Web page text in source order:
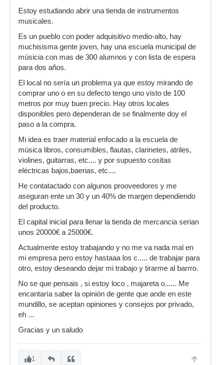
Estoy estudiando abrir una tienda de instrumentos
musicales.
Es un pueblo con poder adquisitivo medio-alto, hay
muchisisma gente joven, hay una escuela municipal de
músicia con mas de 300 alumnos y con lista de espera
para dos años.
El local no sería un problema ya que estoy mirando de
comprar uno o en su defecto tengo uno visto de 100
metros por muy buen precio. Hay otros locales
disponibles pero dependeran de se finalmente doy el
paso a la compra.
Mi idea es traer material enfocado a la escuela de
música libros, consumibles, flautas, clarinetes, atriles,
violines, guitarras, etc.... y por supuesto cositas
eléctricas bajos,baerias, etc....
He contatactado con algunos prooveedores y me
aseguran ente un 30 y un 40% de margen dependiendo
del producto.
El capital inicial para llenar la tienda de mercancia serian
unos 20000€ a 25000€.
Actualmente estoy trabajando y no me va nada mal en
mi empresa pero estoy hastaaa los c..... de trabajar para
otro, estoy deseando dejar mi trabajo y tirarme al barrro.
No se que pensais , si estoy loco , majareta o...... Me
encantaría saber la opinión de gente que ande en este
mundillo, se aceptan opiniones y consejos por privado,
eh ...
Gracias y un saludo
1